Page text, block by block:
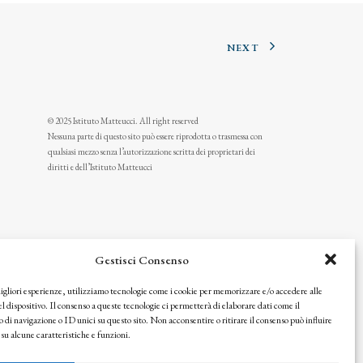
Gestisci Consenso
esperienze, utilizziamo tecnologie come i cookie per memorizzare e/o accedere alle
dispositivo. Il consenso a queste tecnologie ci permetterà di elaborare dati come il
di navigazione o ID unici su questo sito. Non acconsentire o ritirare il consenso può influire
alcune caratteristiche e funzioni.
NEXT
© 2025 Istituto Matteucci. All right reserved
Nessuna parte di questo sito può essere riprodotta o trasmessa con
qualsiasi mezzo senza l’autorizzazione scritta dei proprietari dei
diritti e dell’Istituto Matteucci